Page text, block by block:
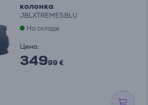
колонка
JBLXTREME5BLU
На складе
Цена:
34999 €